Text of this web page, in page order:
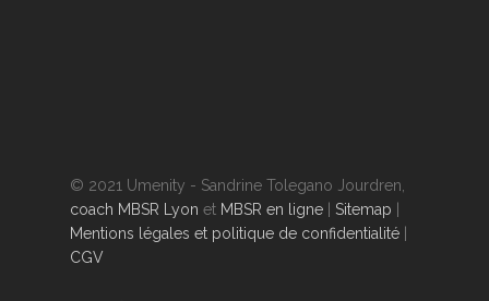
© 2021 Umenity - Sandrine Tolegano Jourdren,
coach MBSR Lyon et MBSR en ligne Sitemap
Mentions légales et politique de confidentialité
CGV